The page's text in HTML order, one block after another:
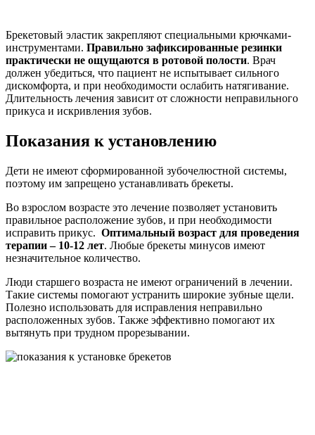
Брекетовый эластик закрепляют специальными крючками-
инструментами. Правильно зафиксированные резинки
практически не ощущаются в ротовой полости. Врач
должен убедиться, что пациент не испытывает сильного
дискомфорта, и при необходимости ослабить натягивание.
Длительность лечения зависит от сложности неправильного
прикуса и искривления зубов.
Показания к установлению
Дети не имеют сформированной зубочелюстной системы,
поэтому им запрещено устанавливать брекеты.
Во взрослом возрасте это лечение позволяет установить
правильное расположение зубов, и при необходимости
исправить прикус. Оптимальный возраст для проведения
терапии – 10-12 лет. Любые брекеты минусов имеют
незначительное количество.
Люди старшего возраста не имеют ограничений в лечении.
Такие системы помогают устранить широкие зубные щели.
Полезно использовать для исправления неправильно
расположенных зубов. Также эффективно помогают их
вытянуть при трудном прорезывании.